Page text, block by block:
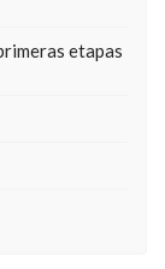
etapas